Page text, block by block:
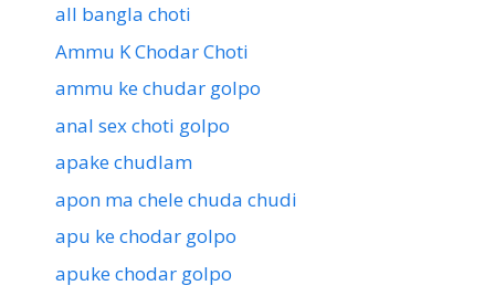
all bangla choti
Ammu K Chodar Choti
ammu ke chudar golpo
anal sex choti golpo
apake chudlam
apon ma chele chuda chudi
apu ke chodar golpo
apuke chodar golpo